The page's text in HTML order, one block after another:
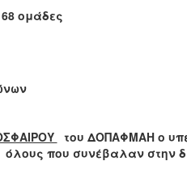
ομάδες
του ΔΟΠΑΦΜΑΗ ο
που συνέβαλαν στην